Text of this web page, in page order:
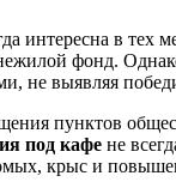
интересна в тех
фонд.
не выявляя
пунктов
под кафе не
крыс и